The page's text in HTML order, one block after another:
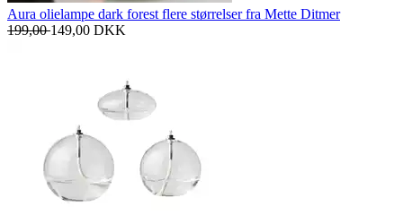
Aura olielampe dark forest flere størrelser fra Mette Ditmer
199,00149,00 DKK